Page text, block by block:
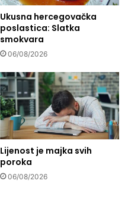
Ukusna hercegovačka
poslastica: Slatka
smokvara
06/08/2026
Lijenost je majka svih
poroka
06/08/2026